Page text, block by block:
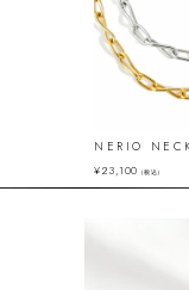
NERIO
¥23,100 （税込）